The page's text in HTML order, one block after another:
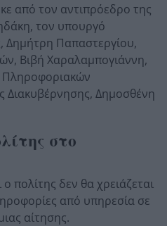
από τον αντιπρόεδρο της
τον υπουργό
Δημήτρη Παπαστεργίου,
Βιβή Χαραλαμπογιάννη,
Πληροφοριακών
Διακυβέρνησης, Δημοσθένη
στο
πολίτης δεν θα χρειάζεται
από υπηρεσία σε
αίτησης.